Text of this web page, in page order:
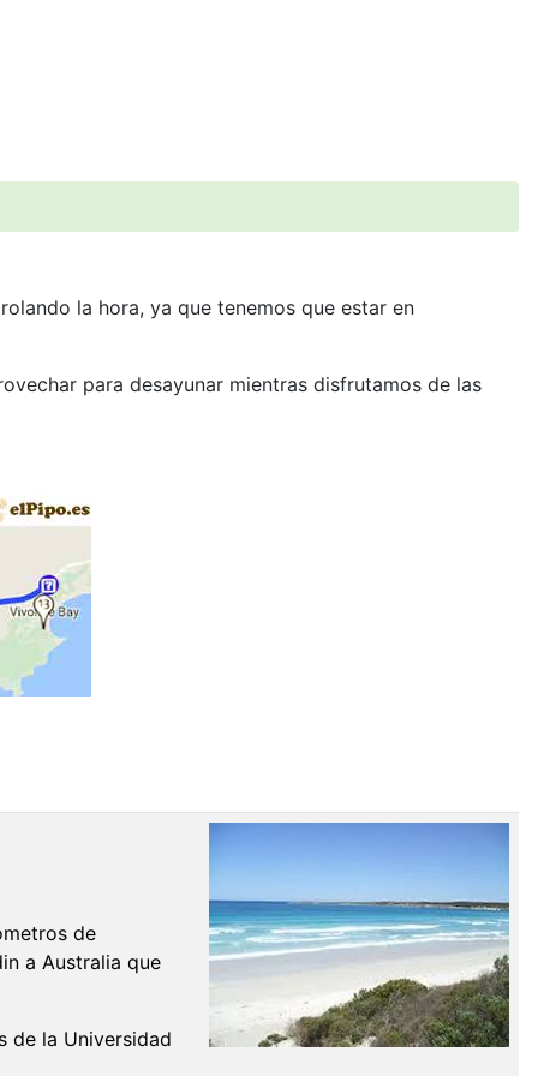
la hora, ya que tenemos que estar en
para desayunar mientras disfrutamos de las
de
a Australia que
de la Universidad